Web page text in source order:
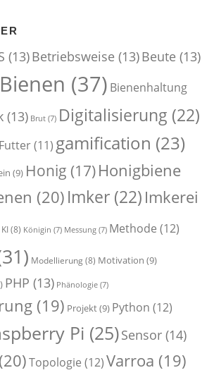
(13)Betriebsweise (13)Beute (13)
Bienen (37) Bienenhaltung
(13) Brut (7) Digitalisierung (22)
Futter(11) gamification (23)
(9) Honig (17)Honigbiene
(20)Imker (22) Imkerei
KI(8) Königin (7) Messung (7) Methode (12)
Modellierung(8) Motivation (9)
PHP (13) Phänologie (7)
(19) Projekt(9) Python (12)
Pi (25)Sensor (14)
(20)Topologie (12)Varroa (19)